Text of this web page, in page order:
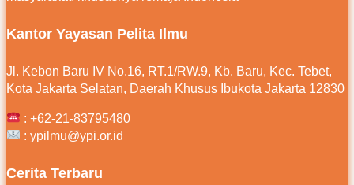
Kantor Yayasan Pelita Ilmu
Jl. Kebon Baru IV No.16, RT.1/RW.9, Kb. Baru, Kec. Tebet,
Kota Jakarta Selatan, Daerah Khusus Ibukota Jakarta 12830
:+62-21-83795480
: ypilmu@ypi.or.id
Cerita Terbaru